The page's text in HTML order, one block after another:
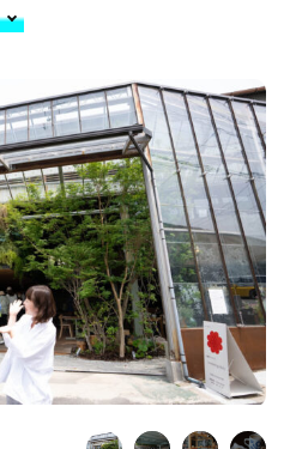
# 女子旅におすすめ
# パン # コーヒー
Life
News